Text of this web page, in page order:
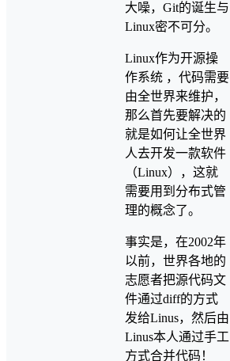
大噪，Git的诞生与
Linux密不可分。
Linux作为开源操
作系统 ，代码需要
由全世界来维护，
那么首先要解决的
就是如何让全世界
人去开发一款软件
（Linux），这就
需要用到分布式管
理的概念了。
事实是，在2002年
以前，世界各地的
志愿者把源代码文
件通过diff的方式
发给Linus，然后由
Linus本人通过手工
方式合并代码！